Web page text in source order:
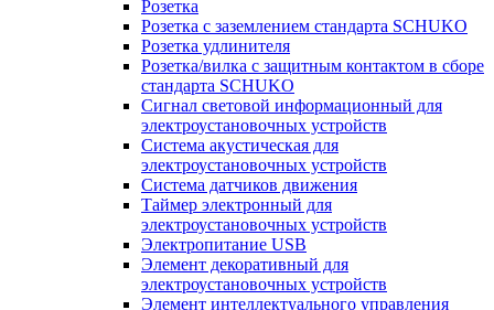
Розетка
Розетка с заземлением стандарта SCHUKO
Розетка удлинителя
Розетка/вилка с защитным контактом в сборе
стандарта SCHUKO
Сигнал световой информационный для
электроустановочных устройств
Система акустическая для
электроустановочных устройств
Система датчиков движения
Таймер электронный для
электроустановочных устройств
Электропитание USB
Элемент декоративный для
электроустановочных устройств
Элемент интеллектуального управления